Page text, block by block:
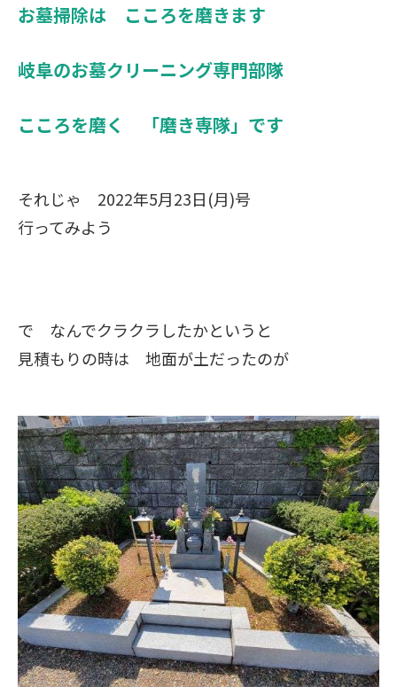
お墓掃除は こころを磨きます
岐阜のお墓クリーニング専門部隊
こころを磨く 「磨き専隊」です
それじゃ 2022年5月23日(月)号
行ってみよう
で なんでクラクラしたかというと
見積もりの時は 地面が土だったのが